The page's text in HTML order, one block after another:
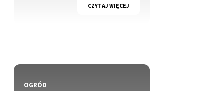
CZYTAJ WIĘCEJ
OGRÓD